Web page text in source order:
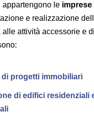
appartengono le imprese
e realizzazione
alle attività accessorie e di
progetti immobiliari
di edifici residenziali